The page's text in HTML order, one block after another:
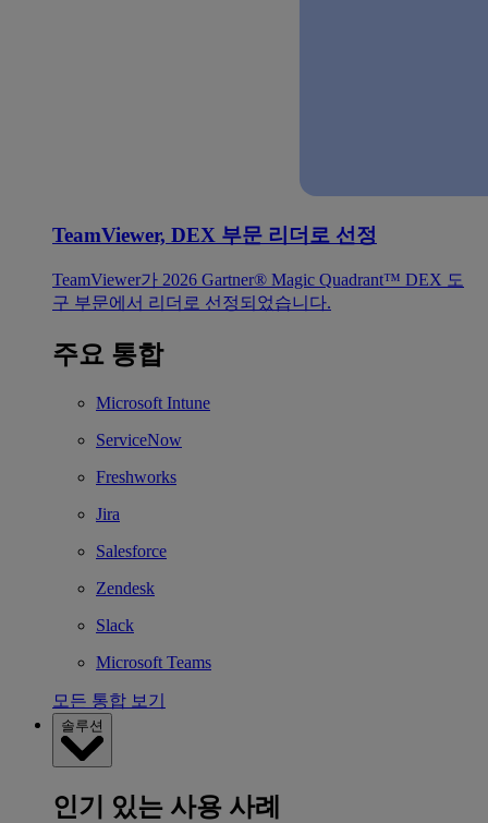
TeamViewer, DEX 부문 리더로 선정
TeamViewer가 2026 Gartner® Magic Quadrant™ DEX 도
구 부문에서 리더로 선정되었습니다.
주요 통합
Microsoft Intune
ServiceNow
Freshworks
Jira
Salesforce
Zendesk
Slack
Microsoft Teams
모든 통합 보기
솔루션
인기 있는 사용 사례